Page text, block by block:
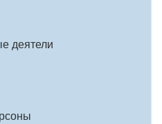
деятели